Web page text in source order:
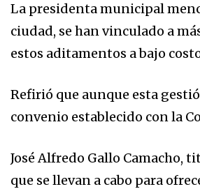
La presidenta municipal
ciudad, se han vinculado a
estos aditamentos a bajo
Refirió que aunque esta
convenio establecido con la
José Alfredo Gallo Camacho,
que se llevan a cabo para